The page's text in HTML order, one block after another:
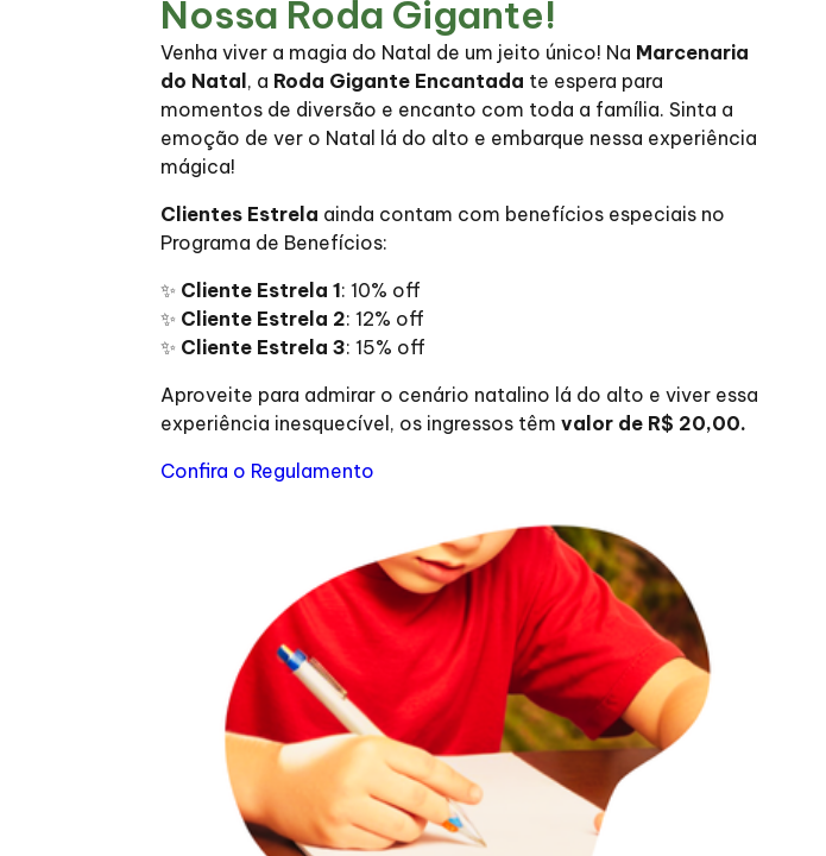
Nossa Roda Gigante!
Venha viver a magia do Natal de um jeito único! Na Marcenaria
do Natal, a Roda Gigante Encantada te espera para
momentos de diversão e encanto com toda a família. Sinta a
emoção de ver o Natal lá do alto e embarque nessa experiência
mágica!
Clientes Estrela ainda contam com benefícios especiais no
Programa de Benefícios:
✨ Cliente Estrela 1: 10% off
✨ Cliente Estrela 2: 12% off
✨ Cliente Estrela 3: 15% off
Aproveite para admirar o cenário natalino lá do alto e viver essa
experiência inesquecível, os ingressos têmvalor de R$ 20,00.
Confira o Regulamento